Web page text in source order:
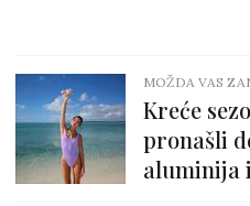
MOŽDA VAS
Kreće
pronašli
aluminija